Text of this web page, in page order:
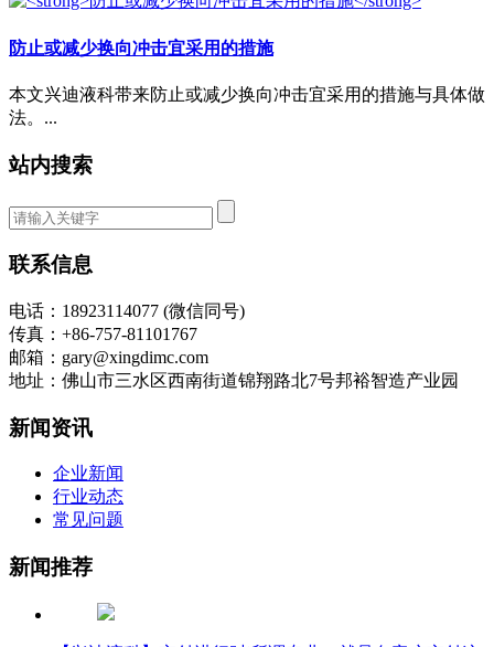
防止或减少换向冲击宜采用的措施
本文兴迪液科带来防止或减少换向冲击宜采用的措施与具体做
法。...
站内搜索
联系信息
电话：18923114077 (微信同号)
传真：+86-757-81101767
邮箱：gary@xingdimc.com
地址：佛山市三水区西南街道锦翔路北7号邦裕智造产业园
新闻资讯
企业新闻
行业动态
常见问题
新闻推荐